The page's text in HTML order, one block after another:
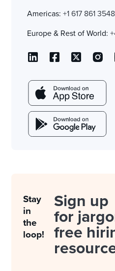
Americas: +1 617 861 3548
Europe & Rest of World:
Stay
in
the
loop!
Sign up
for
free